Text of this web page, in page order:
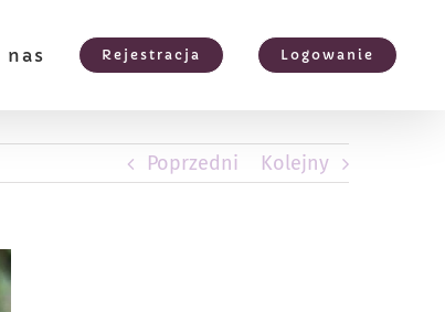
nas Rejestracja Logowanie
Poprzedni Kolejny